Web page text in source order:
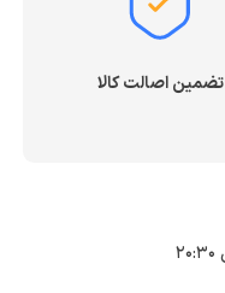
تضمین اصالت کالا